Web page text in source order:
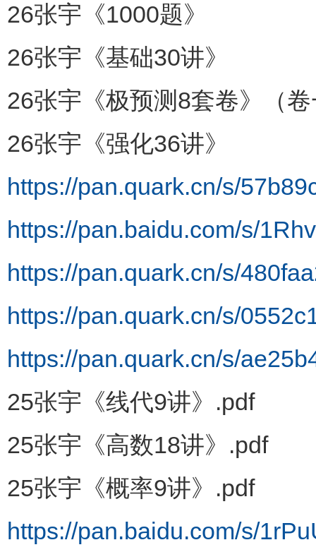
26张宇《1000题》
26张宇《基础30讲》
26张宇《极预测8套卷》（
26张宇《强化36讲》
https://pan.quark.cn/s/
https://pan.baidu.com/s/
https://pan.quark.cn/s/
https://pan.quark.cn/s/
https://pan.quark.cn/s/
25张宇《线代9讲》.pdf
25张宇《高数18讲》.pdf
25张宇《概率9讲》.pdf
https://pan.baidu.com/s/